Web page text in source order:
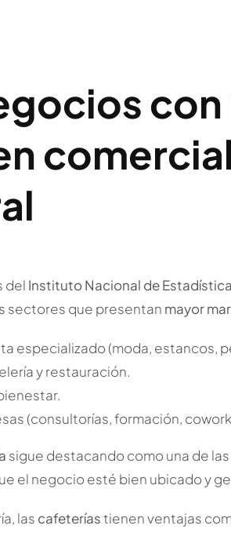
del Instituto Nacional de Estadística
sectores que presentan mayor
especializado (moda, estancos,
y restauración.
(consultorías, formación,
sigue destacando como una de
el negocio esté bien ubicado y
las cafeteríastienen ventajas